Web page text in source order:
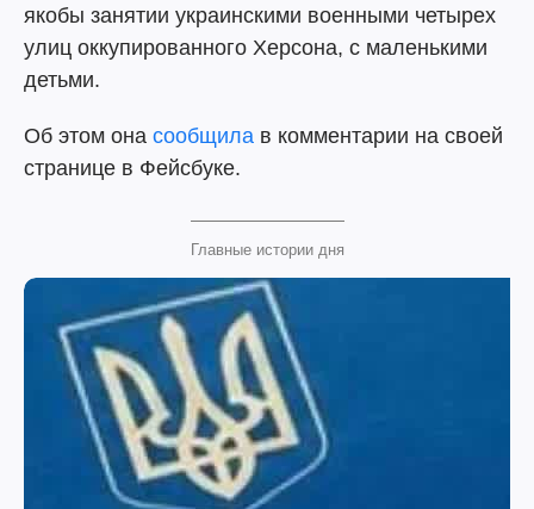
якобы занятии украинскими военными четырех
улиц оккупированного Херсона, с маленькими
детьми.
Об этом она сообщила в комментарии на своей
странице в Фейсбуке.
Главные истории дня